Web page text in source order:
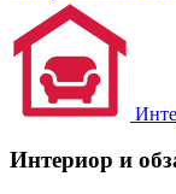
Интериор и